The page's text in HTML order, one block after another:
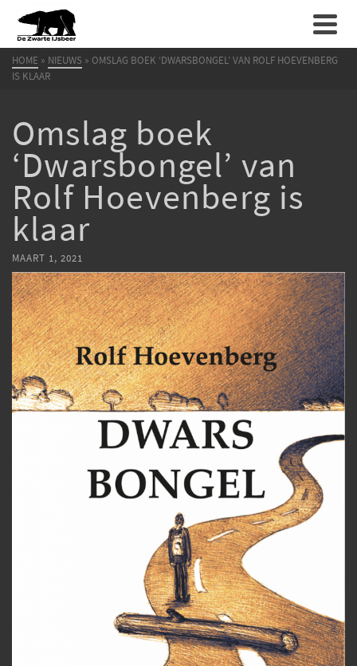
HOME » NIEUWS » OMSLAG BOEK ‘DWARSBONGEL’ VAN ROLF HOEVENBERG
IS KLAAR
Omslag boek
‘Dwarsbongel’ van
Rolf Hoevenberg is
klaar
MAART 1, 2021